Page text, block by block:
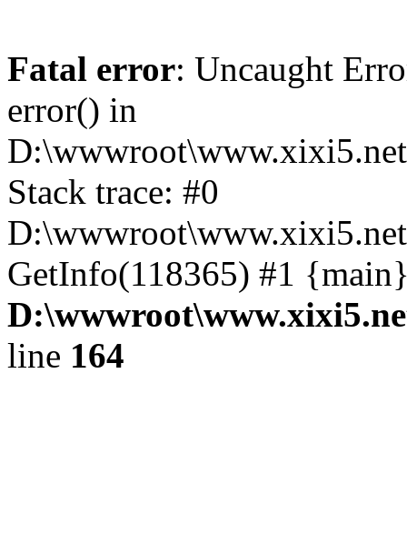
Fatal error: Uncaught
error() in
Stack trace: #0
GetInfo(118365) #1
line 164